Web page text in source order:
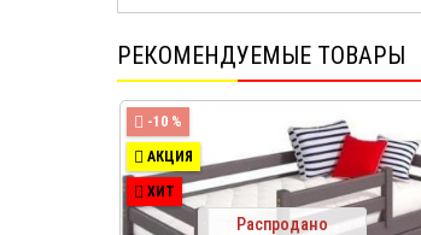
РЕКОМЕНДУЕМЫЕ ТОВАРЫ
-10 %
АКЦИЯ
ХИТ
Распродано